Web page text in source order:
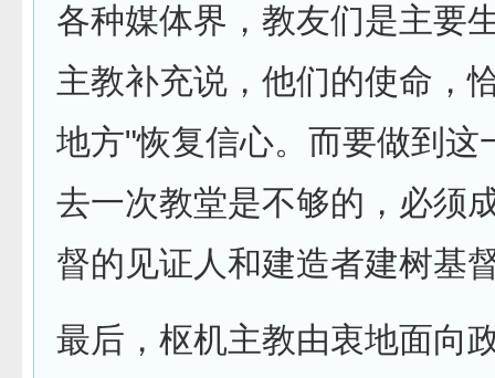
各种媒体界，教友们是主要
主教补充说，他们的使命，
地方"恢复信心。而要做到这
去一次教堂是不够的，必须
督的见证人和建造者建树基
最后，枢机主教由衷地面向